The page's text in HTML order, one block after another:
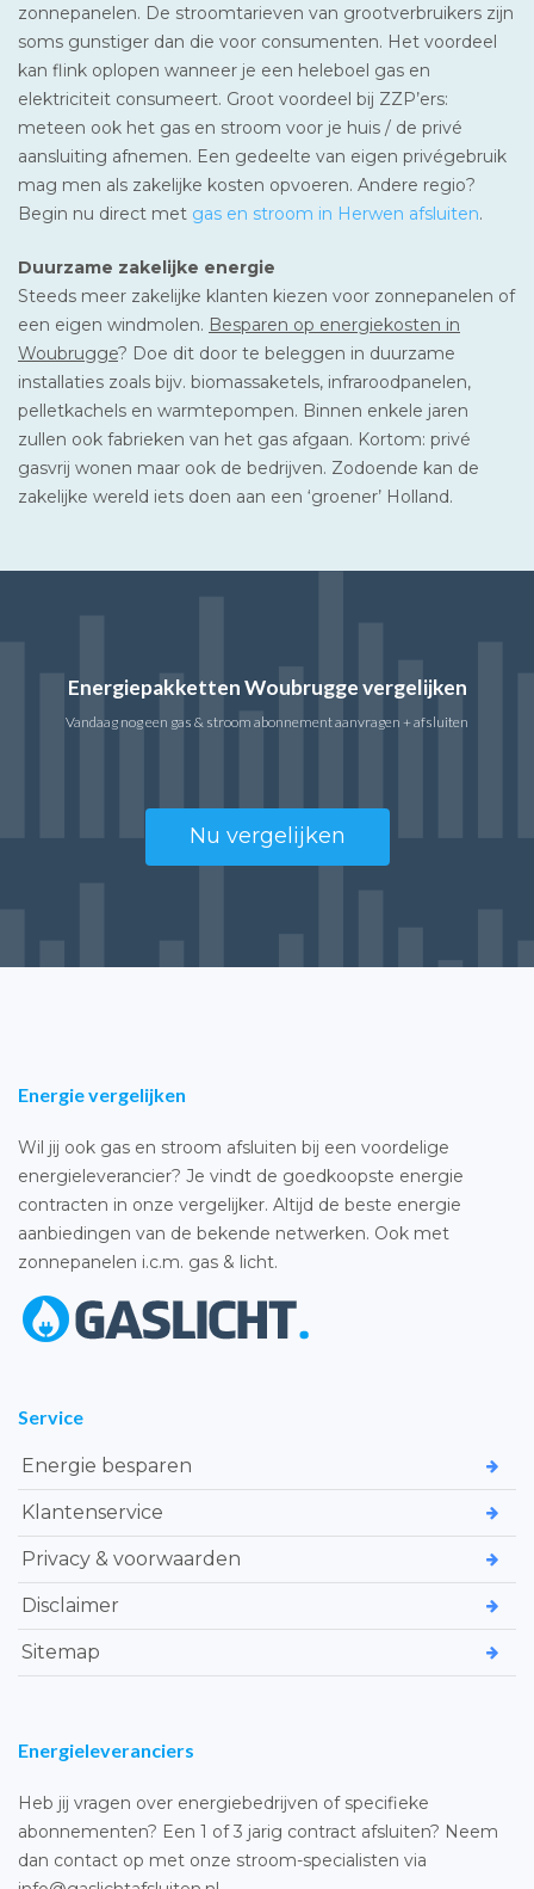
zonnepanelen. De stroomtarieven van grootverbruikers zijn
soms gunstiger dan die voor consumenten. Het voordeel
kan flink oplopen wanneer je een heleboel gas en
elektriciteit consumeert. Groot voordeel bij ZZP’ers:
meteen ook het gas en stroom voor je huis / de privé
aansluiting afnemen. Een gedeelte van eigen privégebruik
mag men als zakelijke kosten opvoeren. Andere regio?
Begin nu direct met gas en stroom in Herwen afsluiten.
Duurzame zakelijke energie
Steeds meer zakelijke klanten kiezen voor zonnepanelen of
een eigen windmolen. Besparen op energiekosten in
Woubrugge? Doe dit door te beleggen in duurzame
installaties zoals bijv. biomassaketels, infraroodpanelen,
pelletkachels en warmtepompen. Binnen enkele jaren
zullen ook fabrieken van het gas afgaan. Kortom: privé
gasvrij wonen maar ook de bedrijven. Zodoende kan de
zakelijke wereld iets doen aan een ‘groener’ Holland.
Energiepakketten Woubrugge vergelijken
Vandaag nog een gas & stroom abonnement aanvragen + afsluiten
Nu vergelijken
Energie vergelijken
Wil jij ook gas en stroom afsluiten bij een voordelige
energieleverancier? Je vindt de goedkoopste energie
contracten in onze vergelijker. Altijd de beste energie
aanbiedingen van de bekende netwerken. Ook met
zonnepanelen i.c.m. gas & licht.
Service
Energie besparen
Klantenservice
Privacy & voorwaarden
Disclaimer
Sitemap
Energieleveranciers
Heb jij vragen over energiebedrijven of specifieke
abonnementen? Een 1 of 3 jarig contract afsluiten? Neem
dan contact op met onze stroom-specialisten via